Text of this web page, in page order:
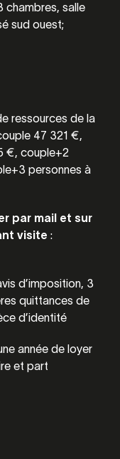
chambres, salle
sud ouest;
ressources de la
47 321 €,
€, couple+2
personnes à
par mail et sur
visite :
d’imposition, 3
quittances de
d’identité
année de loyer
et part